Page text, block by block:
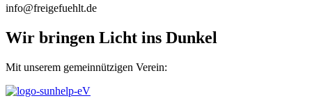
info@freigefuehlt.de
Wir bringen Licht ins Dunkel
Mit unserem gemeinnützigen Verein: